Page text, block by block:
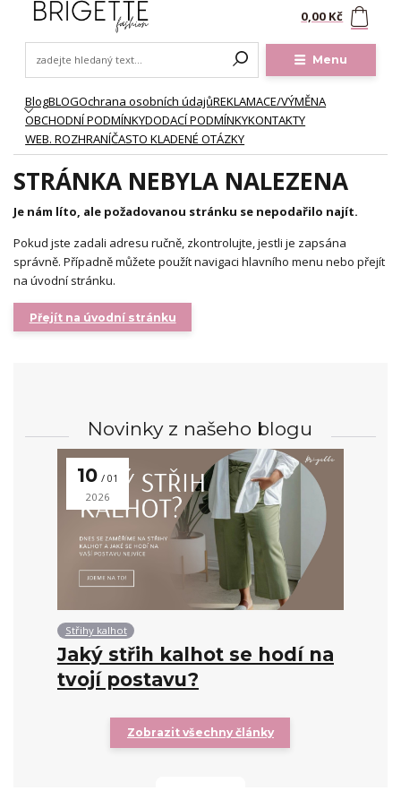
Menu
BlogBLOGOchrana osobních údajůREKLAMACE/VÝMĚNA
OBCHODNÍ PODMÍNKYDODACÍ PODMÍNKYKONTAKTY
WEB. ROZHRANÍČASTO KLADENÉ OTÁZKY
0,00 Kč
STRÁNKA NEBYLA NALEZENA
Je nám líto, ale požadovanou stránku se nepodařilo najít.
Pokud jste zadali adresu ručně, zkontrolujte, jestli je zapsána
správně. Případně můžete použít navigaci hlavního menu nebo přejít
na úvodní stránku.
Přejít na úvodní stránku
Novinky z našeho blogu
10 01
2026
Střihy kalhot
Jaký střih kalhot se hodí na
tvojí postavu?
Zobrazit všechny články